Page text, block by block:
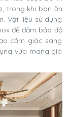
trong khi bàn ăn
Vật liệu sử dụng
để đảm bảo độ
cảm giác sang
vừa mang giá